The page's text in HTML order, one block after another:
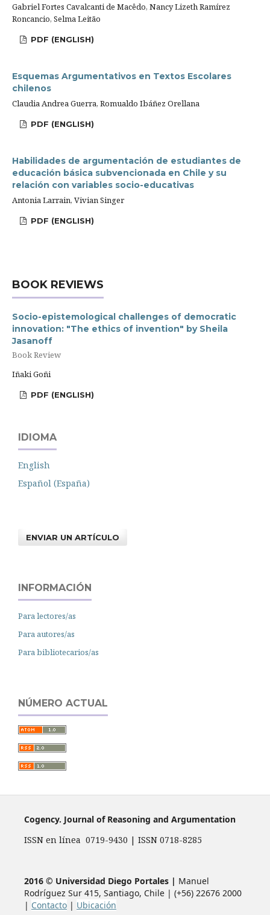
Gabriel Fortes Cavalcanti de Macêdo, Nancy Lizeth Ramírez
Roncancio, Selma Leitão
PDF (ENGLISH)
Esquemas Argumentativos en Textos Escolares
chilenos
Claudia Andrea Guerra, Romualdo Ibáñez Orellana
PDF (ENGLISH)
Habilidades de argumentación de estudiantes de
educación básica subvencionada en Chile y su
relación con variables socio-educativas
Antonia Larrain, Vivian Singer
PDF (ENGLISH)
BOOK REVIEWS
Socio-epistemological challenges of democratic
innovation: "The ethics of invention" by Sheila
Jasanoff
Book Review
Iñaki Goñi
PDF (ENGLISH)
IDIOMA
English
Español (España)
ENVIAR UN ARTÍCULO
INFORMACIÓN
Para lectores/as
Para autores/as
Para bibliotecarios/as
NÚMERO ACTUAL
Cogency. Journal of Reasoning and Argumentation
ISSN en línea 0719-9430 | ISSN 0718-8285
2016 © Universidad Diego Portales | Manuel
Rodríguez Sur 415, Santiago, Chile | (+56) 22676 2000
| Contacto | Ubicación